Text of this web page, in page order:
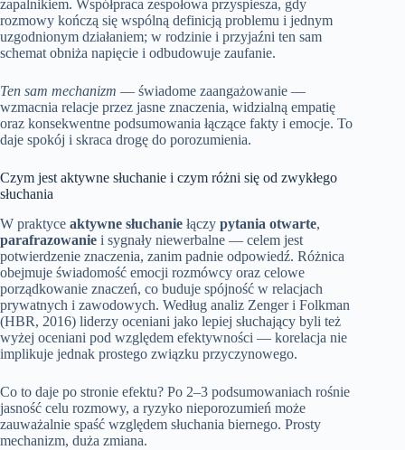
zapalnikiem. Współpraca zespołowa przyspiesza, gdy
rozmowy kończą się wspólną definicją problemu i jednym
uzgodnionym działaniem; w rodzinie i przyjaźni ten sam
schemat obniża napięcie i odbudowuje zaufanie.
Ten sam mechanizm — świadome zaangażowanie —
wzmacnia relacje przez jasne znaczenia, widzialną empatię
oraz konsekwentne podsumowania łączące fakty i emocje. To
daje spokój i skraca drogę do porozumienia.
Czym jest aktywne słuchanie i czym różni się od zwykłego
słuchania
W praktyce aktywne słuchanie łączy pytania otwarte,
parafrazowanie i sygnały niewerbalne — celem jest
potwierdzenie znaczenia, zanim padnie odpowiedź. Różnica
obejmuje świadomość emocji rozmówcy oraz celowe
porządkowanie znaczeń, co buduje spójność w relacjach
prywatnych i zawodowych. Według analiz Zenger i Folkman
(HBR, 2016) liderzy oceniani jako lepiej słuchający byli też
wyżej oceniani pod względem efektywności — korelacja nie
implikuje jednak prostego związku przyczynowego.
Co to daje po stronie efektu? Po 2–3 podsumowaniach rośnie
jasność celu rozmowy, a ryzyko nieporozumień może
zauważalnie spaść względem słuchania biernego. Prosty
mechanizm, duża zmiana.